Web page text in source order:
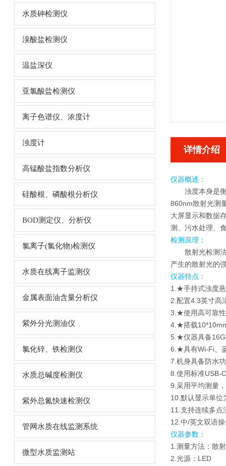
水质砷检测仪
溴酸盐检测仪
温盐深仪
亚氯酸盐检测仪
离子色谱仪、浓度计
浊度计
高锰酸盐指数分析仪
硅酸根、磷酸根分析仪
BOD测定仪、分析仪
氯离子(氯化物)检测仪
水质在线离子监测仪
金属表面油含量分析仪
紫外分光测油仪
氯化锌、铁检测仪
水质总碱度检测仪
紫外总氮快速检测仪
管网水质在线监测系统
微型水质监测站
详情介绍
仪器概述：
浊度本身是
860nm散射光测
大屏显示和数据
测、污水处理、
检测原理：
散射光检测
产生的散射光的
仪器特点：
1.★手持式浊度
2.配置4.3英寸高
3.★使用高可靠性
4.★搭载
5.★仪器具备16G
6.★具有Wi-Fi、
7.机身具备防水
8.使用标准USB-
9.采用平均测量
10.默认显示单位
11.支持连续多点
12.中/英文双语
仪器参数：
1.测量方法：散
2.光源：LED